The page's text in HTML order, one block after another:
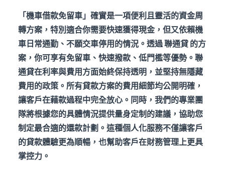
「機車借款免留車」確實是一項便利且靈活的資金周
轉方案，特別適合你需要快速獲得現金，但又依賴機
車日常通勤、不願交車停用的情況。透過聯通貸 的方
案，你可享有免留車、快速撥款、低門檻等優勢。聯
通貸在利率與費用方面始終保持透明，並堅持無隱藏
費用的政策。所有貸款方案的費用細節均公開明確，
讓客戶在藉款過程中完全放心。同時，我們的專業團
隊將根據您的具體情況提供量身定制的建議，協助您
制定最合適的還款計劃。這種個人化服務不僅讓客戶
的貸款體驗更為順暢，也幫助客戶在財務管理上更具
掌控力。